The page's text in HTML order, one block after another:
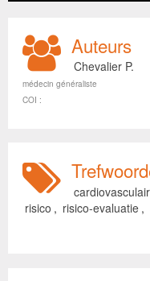
Auteurs
Chevalier P.
médecin généraliste
COI :
risico , risico-evaluatie ,